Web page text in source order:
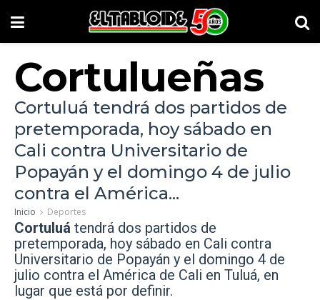
Cortulueñas
Cortuluá tendrá dos partidos de
pretemporada, hoy sábado en
Cali contra Universitario de
Popayán y el domingo 4 de julio
contra el América...
Inicio Deportes
Cortuluá tendrá dos partidos de
pretemporada, hoy sábado en Cali contra
Universitario de Popayán y el domingo 4 de
julio contra el América de Cali en Tuluá, en
lugar que está por definir.